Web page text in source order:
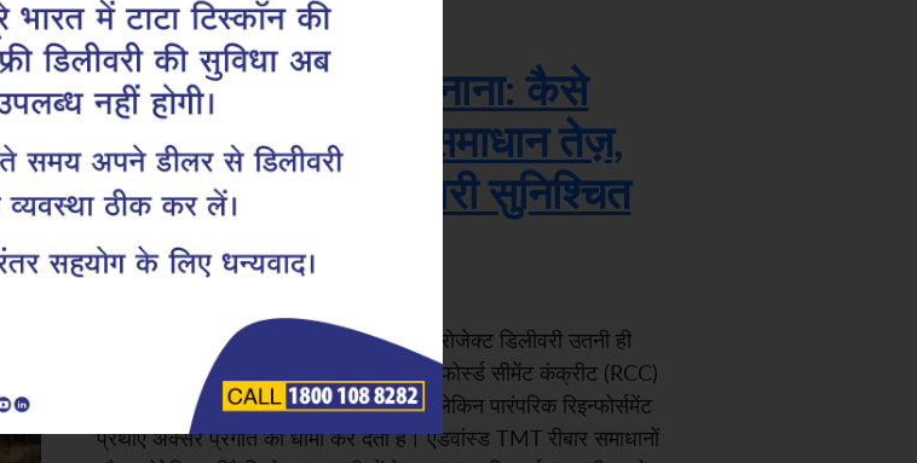
RCC निर्माण को तेज़ बनाना: कैसे
एडवांस्ड TMT रीबार समाधान तेज़,
सुरक्षित प्रोजेक्ट डिलीवरी सुनिश्चित
करते हैं
आधुनिक इंफ्रास्ट्रक्चर विकास में, समय पर प्रोजेक्ट डिलीवरी उतनी ही
महत्वपूर्ण है जितनी संरचनात्मक मजबूती। रिइन्फोर्स्ड सीमेंट कंक्रीट (RCC)
भारत में निर्माण का प्रमुख आधार बना हुआ है, लेकिन पारंपरिक रिइन्फोर्समेंट
प्रथाएँ अक्सर प्रगति को धीमा कर देती हैं। एडवांस्ड TMT रीबार समाधानों